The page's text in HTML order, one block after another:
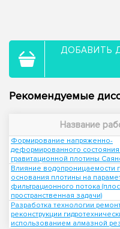
ДОБАВИТЬ
Рекомендуемые
Название
Формирование напряженно-
деформированного
гравитационной плотины
Влияние водопроницаемости
основания плотины на
фильтрационного потока
пространственная задачи)
Разработка технологии
реконструкции
использованием алмазной